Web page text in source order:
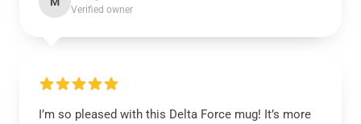
Verified owner
I’m so pleased with this Delta Force mug! It’s more